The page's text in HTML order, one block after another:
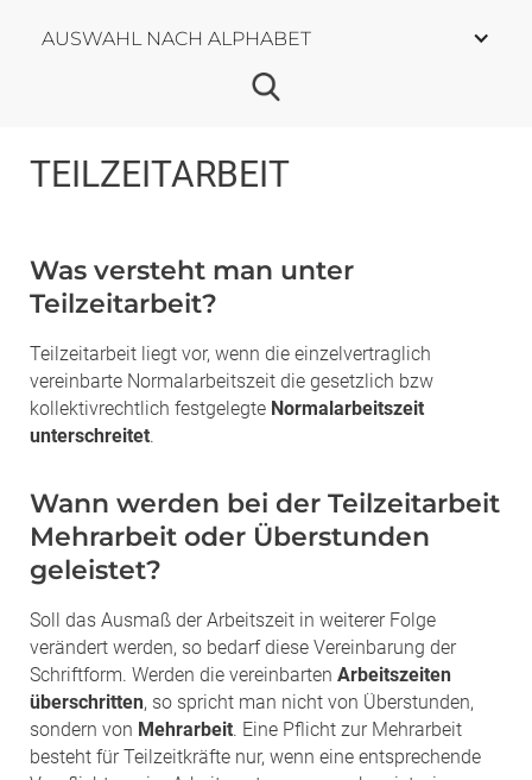
AUSWAHL NACH ALPHABET
TEILZEITARBEIT
Was versteht man unter
Teilzeitarbeit?
Teilzeitarbeit liegt vor, wenn die einzelvertraglich
vereinbarte Normalarbeitszeit die gesetzlich bzw
kollektivrechtlich festgelegte Normalarbeitszeit
unterschreitet.
Wann werden bei der Teilzeitarbeit
Mehrarbeit oder Überstunden
geleistet?
Soll das Ausmaß der Arbeitszeit in weiterer Folge
verändert werden, so bedarf diese Vereinbarung der
Schriftform. Werden die vereinbarten Arbeitszeiten
überschritten, so spricht man nicht von Überstunden,
sondern von Mehrarbeit. Eine Pflicht zur Mehrarbeit
besteht für Teilzeitkräfte nur, wenn eine entsprechende